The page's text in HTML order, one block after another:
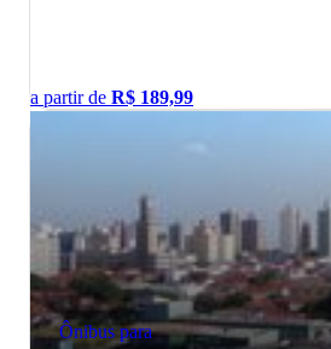
a partir de R$ 189,99
Ônibus para